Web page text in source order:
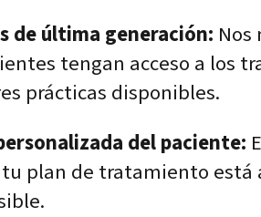
de última generación:
tengan acceso a los
prácticas disponibles.
del paciente:
plan de tratamiento está